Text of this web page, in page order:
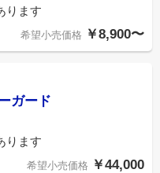
ります
希望小売価格 ￥8,900〜
ガード
ります
希望小売価格 ￥44,000